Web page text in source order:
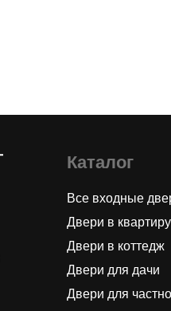
Каталог
Все входные
Двери в квартиру
Двери в коттедж
Двери для дачи
Двери для